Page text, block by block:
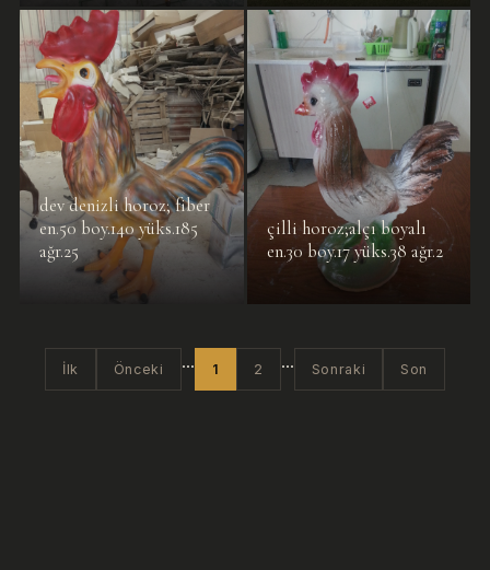
dev denizli horoz; fiber
en.50 boy.140 yüks.185
ağr.25
çilli horoz;alçı boyalı
en.30 boy.17 yüks.38 ağr.2
İlk Önceki ... 1 2 ... Sonraki Son